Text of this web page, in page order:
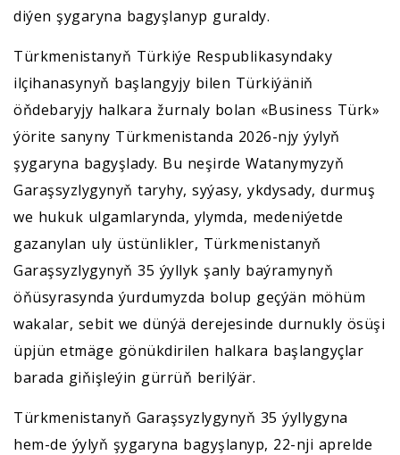
diýen şygaryna bagyşlanyp guraldy.
Türkmenistanyň Türkiýe Respublikasyndaky
ilçihanasynyň başlangyjy bilen Türkiýäniň
öňdebaryjy halkara žurnaly bolan «Business Türk»
ýörite sanyny Türkmenistanda 2026-njy ýylyň
şygaryna bagyşlady. Bu neşirde Watanymyzyň
Garaşsyzlygynyň taryhy, syýasy, ykdysady, durmuş
we hukuk ulgamlarynda, ylymda, medeniýetde
gazanylan uly üstünlikler, Türkmenistanyň
Garaşsyzlygynyň 35 ýyllyk şanly baýramynyň
öňüsyrasynda ýurdumyzda bolup geçýän möhüm
wakalar, sebit we dünýä derejesinde durnukly ösüşi
üpjün etmäge gönükdirilen halkara başlangyçlar
barada giňişleýin gürrüň berilýär.
Türkmenistanyň Garaşsyzlygynyň 35 ýyllygyna
hem-de ýylyň şygaryna bagyşlanyp, 22-nji aprelde